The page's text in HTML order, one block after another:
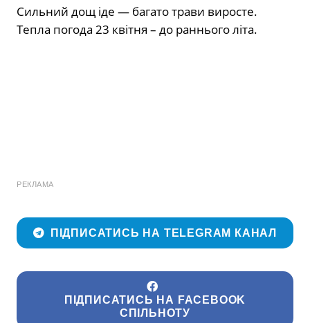
Сильний дощ іде — багато трави виросте.
Тепла погода 23 квітня – до раннього літа.
РЕКЛАМА
ПІДПИСАТИСЬ НА TELEGRAM КАНАЛ
ПІДПИСАТИСЬ НА FACEBOOK
СПІЛЬНОТУ